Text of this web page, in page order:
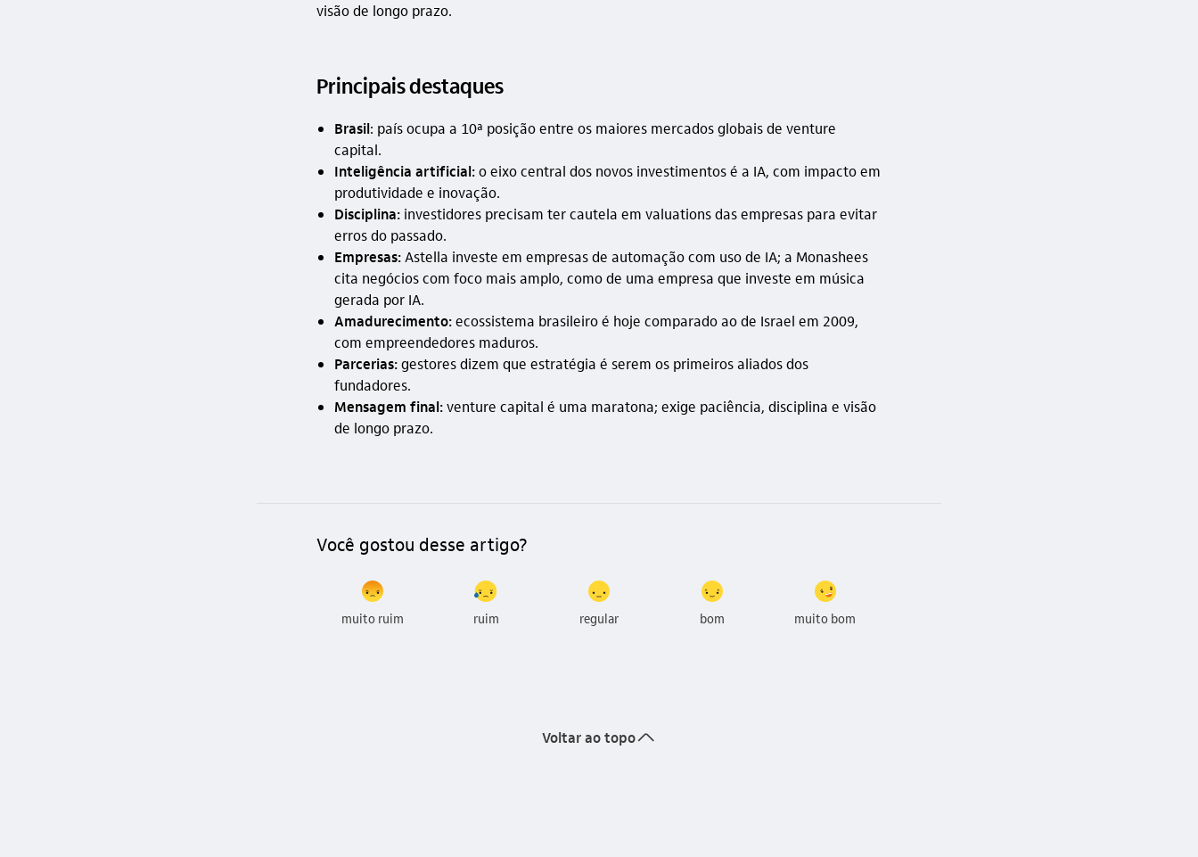
visão de longo prazo.
Principais destaques
Brasil: país ocupa a 10ª posição entre os maiores mercados globais de venture
capital.
Inteligência artificial:o eixo central dos novos investimentos é a IA, com impacto em
produtividade e inovação.
Disciplina:investidores precisam ter cautela em valuations das empresas para evitar
erros do passado.
Empresas: Astella investe em empresas de automação com uso de IA; a Monashees
cita negócios com foco mais amplo, como de uma empresa que investe em música
gerada por IA.
Amadurecimento:ecossistema brasileiro é hoje comparado ao de Israel em 2009,
com empreendedores maduros.
Parcerias:gestores dizem que estratégia é serem os primeiros aliados dos
fundadores.
Mensagem final:venture capital é uma maratona; exige paciência, disciplina e visão
de longo prazo.
Você gostou desse artigo?
muito ruim ruim regular bom muito bom
Voltar ao toposeta_cima